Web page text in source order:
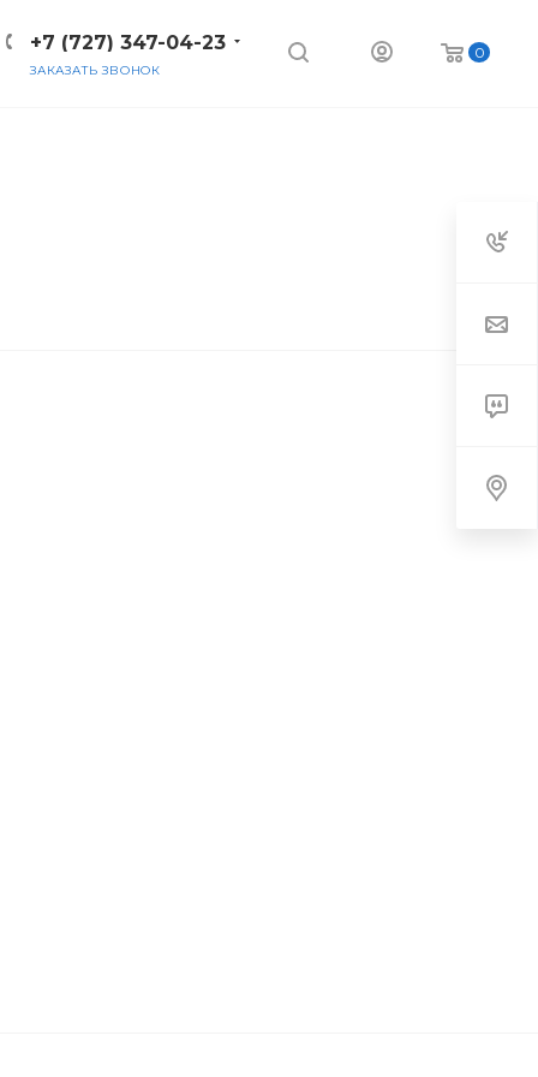
0
+7 (727) 347-04-23
ЗАКАЗАТЬ ЗВОНОК